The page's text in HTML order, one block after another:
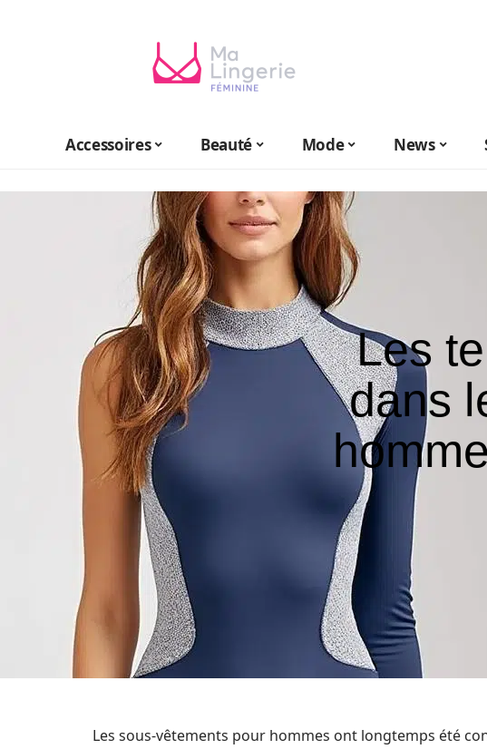
Accessoires Beauté Mode News
Les
dans
Les sous-vêtements pour hommes ont longtemps été